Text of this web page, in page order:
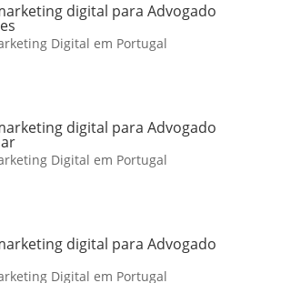
digital para Advogado
Digital em Portugal
digital para Advogado
Digital em Portugal
digital para Advogado
Digital em Portugal